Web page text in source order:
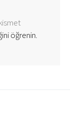
öğrenin.